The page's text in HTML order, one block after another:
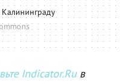
Indicator.Ruв